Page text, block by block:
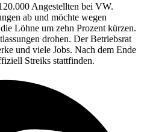
Angestellten bei VW.
ab und möchte wegen
Löhne um zehn Prozent kürzen.
drohen. Der Betriebsrat
und viele Jobs. Nach dem Ende
Streiks stattfinden.